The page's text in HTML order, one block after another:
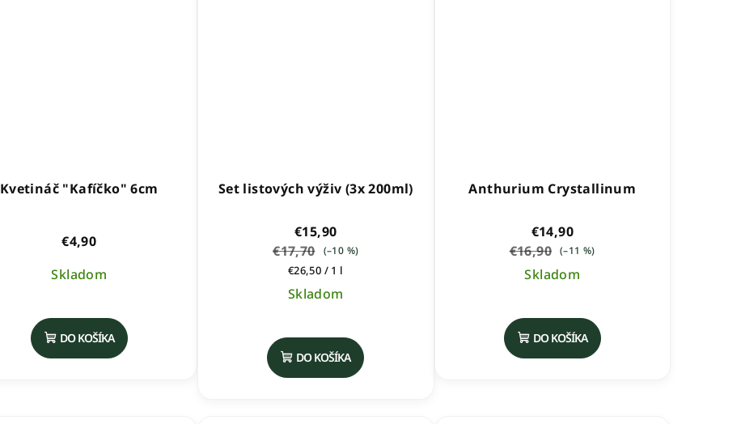
Kvetináč "Kafíčko" 6cm
€4,90
Skladom
DO KOŠÍKA
Set listových výživ (3x 200ml)
€15,90
€17,70
(–10 %)
Jednotková
cena:
€26,50 / 1 l
Skladom
hodnotenie
produktu
je
DO KOŠÍKA
Anthurium Crystallinum
€14,90
€16,90 (–11 %)
Skladom
DO KOŠÍKA